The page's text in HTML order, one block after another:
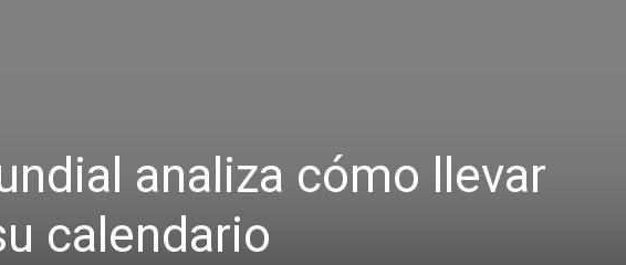
analiza cómo llevar
calendario